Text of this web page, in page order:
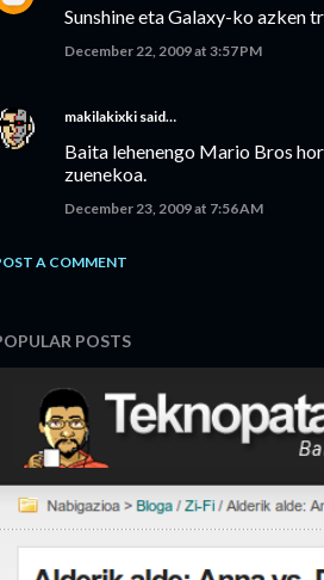
Sunshine eta Galaxy-ko azken
December 22, 2009 at 3:57 PM
makilakixki said…
Baita lehenengo Mario Bros
zuenekoa.
December 23, 2009 at 7:56 AM
A COMMENT
POSTS